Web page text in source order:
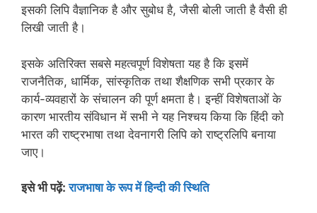
इसकी लिपि वैज्ञानिक है और सुबोध है, जैसी बोली जाती है वैसी ही
लिखी जाती है।
इसके अतिरिक्त सबसे महत्वपूर्ण विशेषता यह है कि इसमें
राजनैतिक, धार्मिक, सांस्कृतिक तथा शैक्षणिक सभी प्रकार के
कार्य-व्यवहारों के संचालन की पूर्ण क्षमता है। इन्हीं विशेषताओं के
कारण भारतीय संविधान में सभी ने यह निश्चय किया कि हिंदी को
भारत की राष्ट्रभाषा तथा देवनागरी लिपि को राष्ट्रलिपि बनाया
जाए।
इसे भी पढ़ें:राजभाषा के रूप में हिन्दी की स्थिति